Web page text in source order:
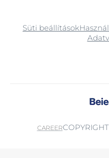
Süti beállítások
CAREER